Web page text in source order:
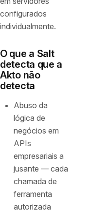
configurados
individualmente.
O que a Salt
detecta que a
Akto não
detecta
Abuso da
lógica de
negócios em
APIs
empresariais a
jusante — cada
chamada de
ferramenta
autorizada